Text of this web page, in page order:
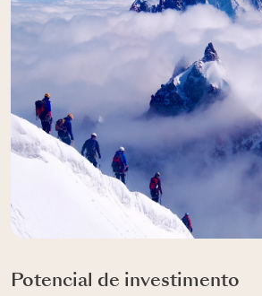
Potencial de investimento